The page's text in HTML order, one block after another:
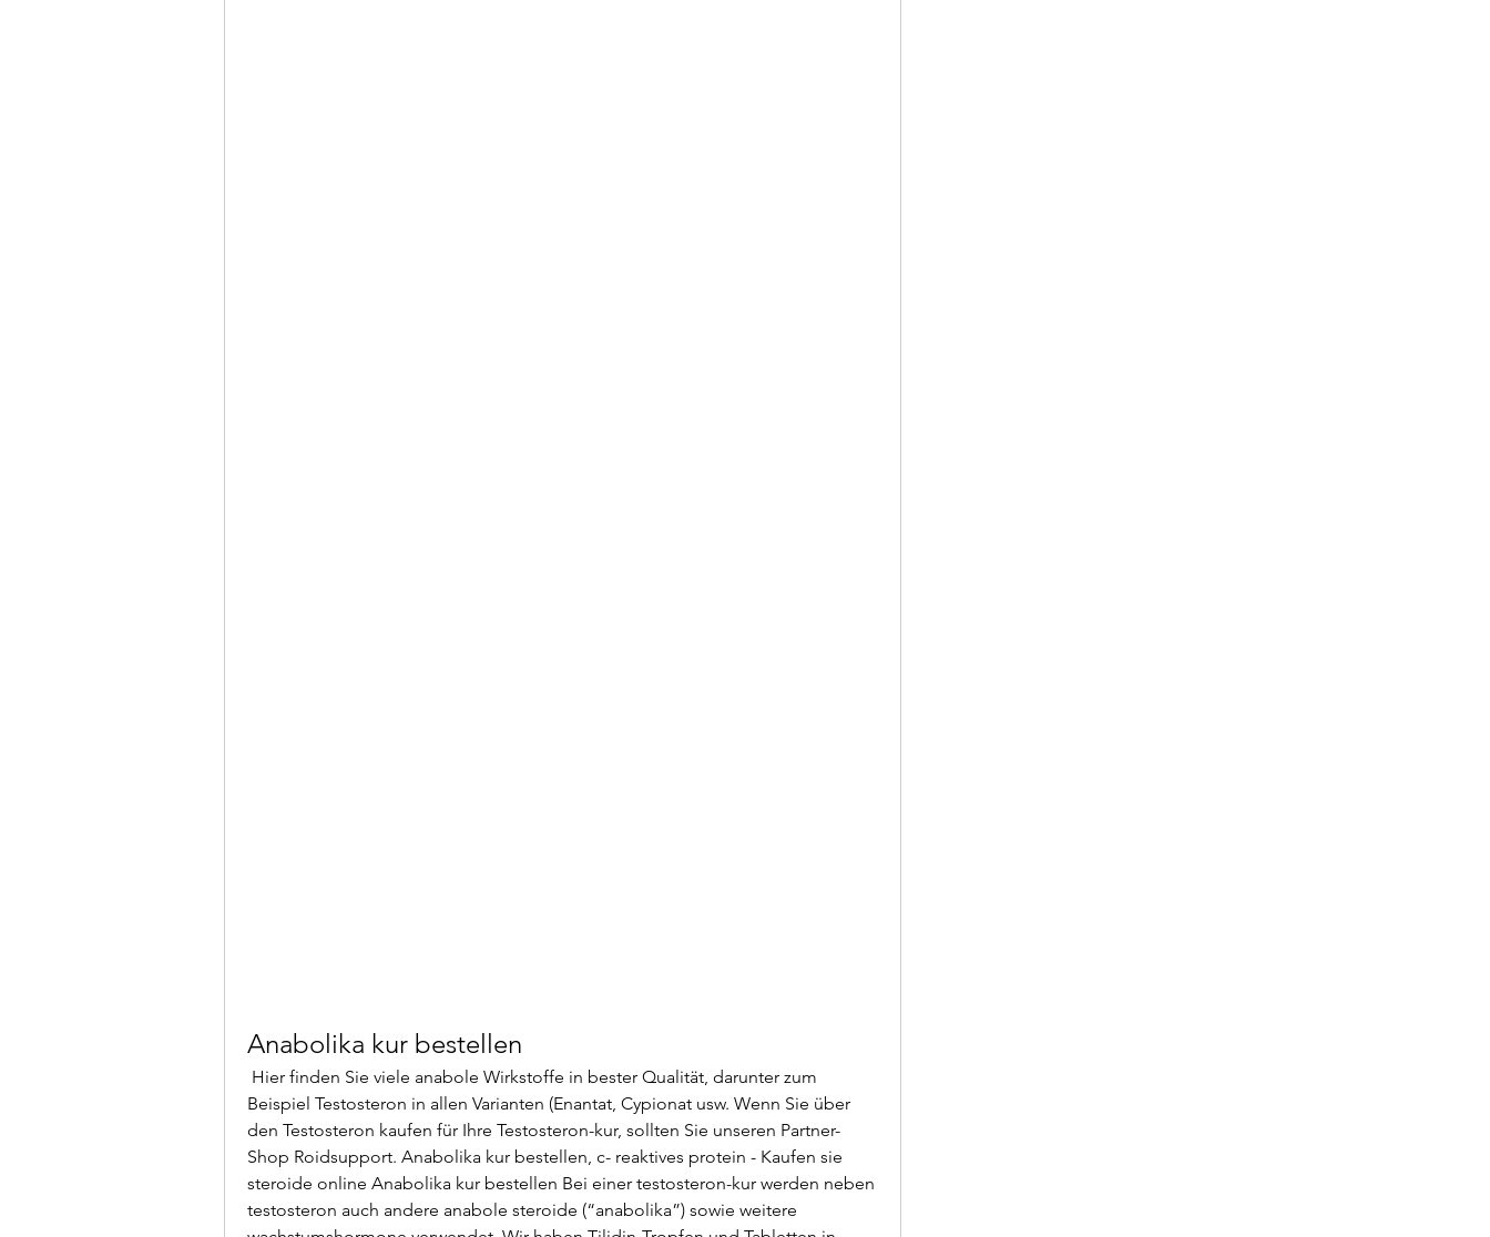
Anabolika kur bestellen
Beispiel Testosteron in allen Varianten (Enantat, Cypionat usw. Wenn Sie über
den Testosteron kaufen für Ihre Testosteron-kur, sollten Sie unseren Partner-
Shop Roidsupport. Anabolika kur bestellen, c- reaktives protein - Kaufen sie
steroide online Anabolika kur bestellen Bei einer testosteron-kur werden neben
testosteron auch andere anabole steroide (“anabolika”) sowie weitere